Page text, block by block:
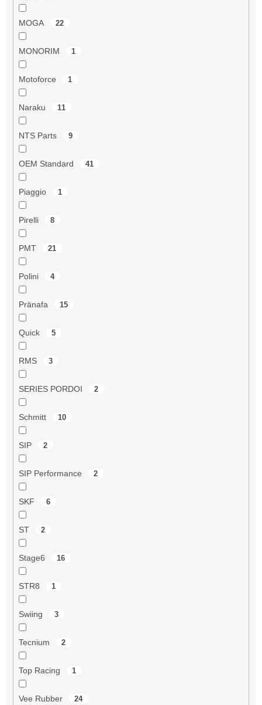
MOGA 22
MONORIM 1
Motoforce 1
Naraku 11
NTS Parts 9
OEM Standard 41
Piaggio 1
Pirelli 8
PMT 21
Polini 4
Pränafa 15
Quick 5
RMS 3
SERIES PORDOI 2
Schmitt 10
SIP 2
SIP Performance 2
SKF 6
ST 2
Stage6 16
STR8 1
Swiing 3
Tecnium 2
Top Racing 1
Vee Rubber 24